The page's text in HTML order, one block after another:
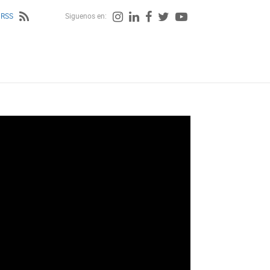
Siguenos en: